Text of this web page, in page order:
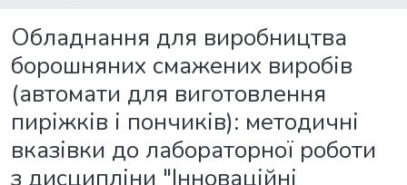
Обладнання для виробництва
борошняних смажених виробів
(автомати для виготовлення
пиріжків і пончиків): методичні
вказівки до лабораторної роботи
з дисципліни "Інноваційні